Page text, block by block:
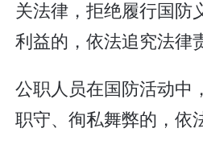
关法律，拒绝履行国防
利益的，依法追究法律
公职人员在国防活动中
职守、徇私舞弊的，依